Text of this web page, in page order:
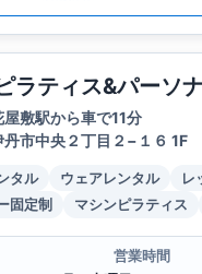
ラティス&パーソ
屋敷駅から車で11分
丹市中央２丁目２−１６ 1F
タル ウェアレンタル レ
固定制
マシンピラティス
営業時間